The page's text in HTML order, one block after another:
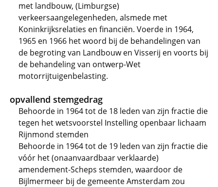
met landbouw, (Limburgse)
verkeersaangelegenheden, alsmede met
Koninkrijksrelaties en financiën. Voerde in 1964,
1965 en 1966 het woord bij de behandelingen van
de begroting van Landbouw en Visserij en voorts bij
de behandeling van ontwerp-Wet
motorrijtuigenbelasting.
opvallend stemgedrag
Behoorde in 1964 tot de 18 leden van zijn fractie die
tegen het wetsvoorstel Instelling openbaar lichaam
Rijnmond stemden
Behoorde in 1964 tot de 19 leden van zijn fractie die
vóór het (onaanvaardbaar verklaarde)
amendement-Scheps stemden, waardoor de
Bijlmermeer bij de gemeente Amsterdam zou